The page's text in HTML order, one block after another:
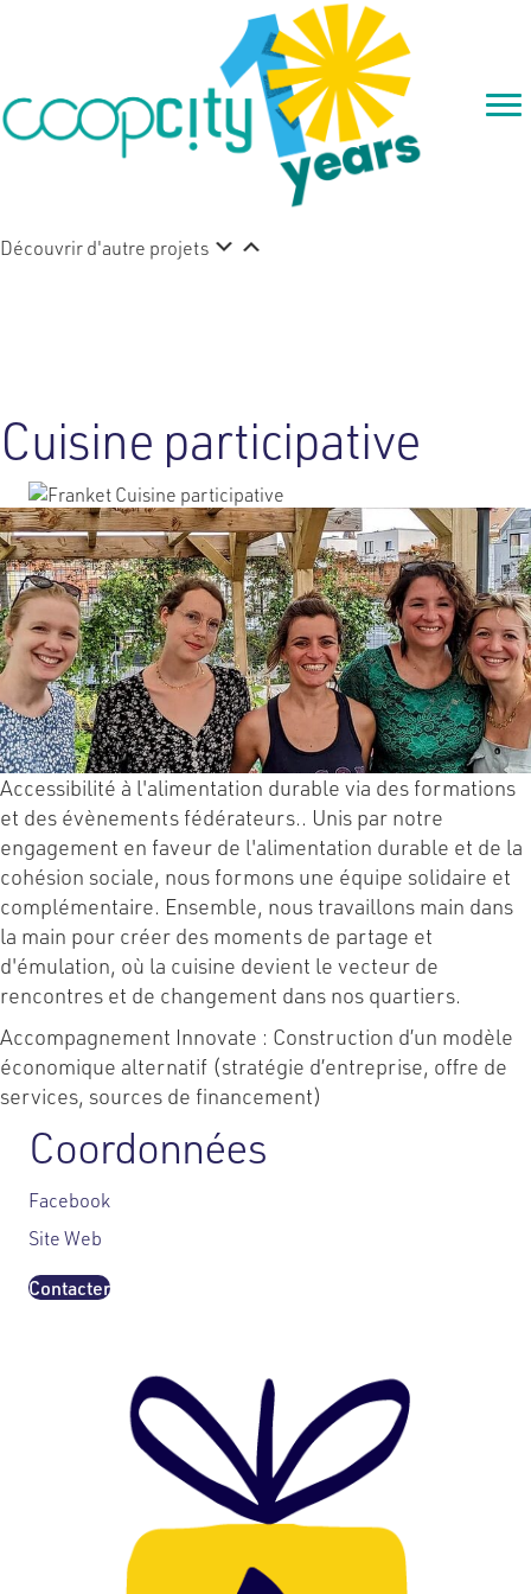
Découvrir d'autre projets
Cuisine participative
Accessibilité à l'alimentation durable via des formations
et des évènements fédérateurs.. Unis par notre
engagement en faveur de l'alimentation durable et de la
cohésion sociale, nous formons une équipe solidaire et
complémentaire. Ensemble, nous travaillons main dans
la main pour créer des moments de partage et
d'émulation, où la cuisine devient le vecteur de
rencontres et de changement dans nos quartiers.
Accompagnement Innovate : Construction d’un modèle
économique alternatif (stratégie d’entreprise, offre de
services, sources de financement)
Coordonnées
Facebook
Site Web
Contacter